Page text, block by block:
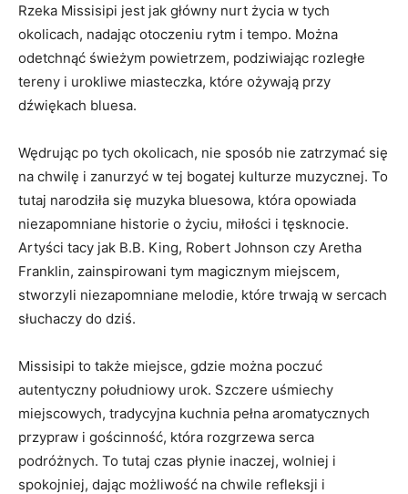
Rzeka Missisipi jest jak główny nurt życia w tych
okolicach, nadając otoczeniu rytm i tempo. Można
odetchnąć świeżym powietrzem, podziwiając rozległe
tereny i urokliwe miasteczka, które ożywają przy
dźwiękach bluesa.
Wędrując po tych okolicach, nie sposób nie zatrzymać się
na chwilę i zanurzyć w tej bogatej kulturze muzycznej. To
tutaj narodziła się muzyka bluesowa, która opowiada
niezapomniane historie o życiu, miłości i tęsknocie.
Artyści tacy jak B.B. King, Robert Johnson czy Aretha
Franklin, zainspirowani tym magicznym miejscem,
stworzyli niezapomniane melodie, które trwają w sercach
słuchaczy do dziś.
Missisipi to także miejsce, gdzie można poczuć
autentyczny południowy urok. Szczere uśmiechy
miejscowych, tradycyjna kuchnia pełna aromatycznych
przypraw i gościnność, która rozgrzewa serca
podróżnych. To tutaj czas płynie inaczej, wolniej i
spokojniej, dając możliwość na chwile refleksji i